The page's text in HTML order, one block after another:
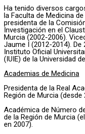
Ha tenido diversos
la Faculta de Medicina
presidenta de la
Investigación en el
Murcia (2002-2006).
Jaume I (2012-2014).
Instituto Oficial
(IUIE) de la Universidad
Academias de Medicina
Presidenta de la Real
Región de Murcia (desde
Académica de Número
de la Región de Murcia
en 2007).